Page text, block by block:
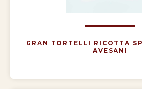
GRAN TORTELLI RICOTTA
AVESANI